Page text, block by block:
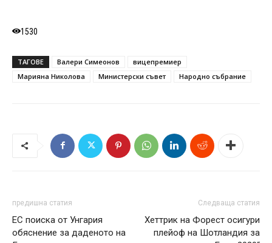
1530
ТАГОВЕ Валери Симеонов
вицепремиер
Марияна Николова
Министерски съвет Народно събрание
предишна статия
ЕС поиска от Унгария
обяснение за даденото на
Следваща статия
Хеттрик на Форест осигури
плейоф на Шотландия за